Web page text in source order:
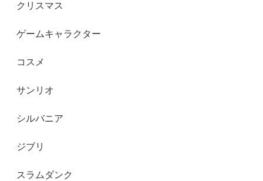
クリスマス
ゲームキャラクター
コスメ
サンリオ
シルバニア
ジブリ
スラムダンク